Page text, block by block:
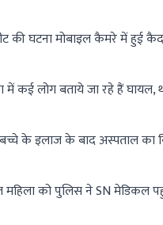
की घटना मोबाइल कैमरे में हुई
लोग बताये जा रहे हैं घायल,
के इलाज के बाद अस्पताल का
को पुलिस ने SN मेडिकल